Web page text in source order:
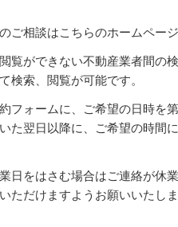
ご相談はこちらのホームペー
覧ができない不動産業者間の
検索、閲覧が可能です。
フォームに、ご希望の日時を
た翌日以降に、ご希望の時間
日をはさむ場合はご連絡が休
ただけますようお願いいたしま